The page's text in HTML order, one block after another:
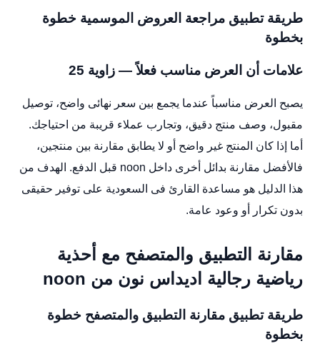
طريقة تطبيق مراجعة العروض الموسمية خطوة
بخطوة
علامات أن العرض مناسب فعلاً — زاوية 25
يصبح العرض مناسباً عندما يجمع بين سعر نهائى واضح، توصيل
مقبول، وصف منتج دقيق، وتجارب عملاء قريبة من احتياجك.
أما إذا كان المنتج غير واضح أو لا يطابق مقارنة بين منتجين،
فالأفضل مقارنة بدائل أخرى داخل noon قبل الدفع. الهدف من
هذا الدليل هو مساعدة القارئ فى السعودية على توفير حقيقى
بدون تكرار أو وعود عامة.
مقارنة التطبيق والمتصفح مع أحذية
رياضية رجالية اديداس نون من noon
طريقة تطبيق مقارنة التطبيق والمتصفح خطوة
بخطوة